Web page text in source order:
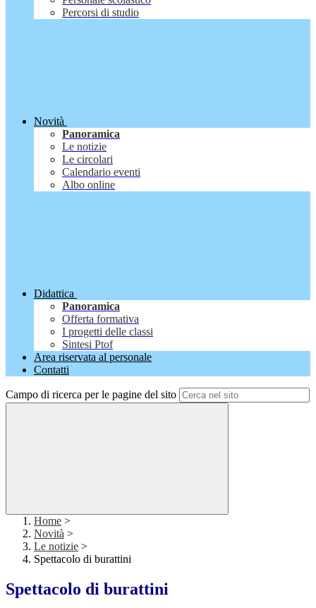
Percorsi di studio
Novità
Panoramica
Le notizie
Le circolari
Calendario eventi
Albo online
Didattica
Panoramica
Offerta formativa
I progetti delle classi
Sintesi Ptof
Area riservata al personale
Contatti
Campo di ricerca per le pagine del sito
Home >
Novità >
Le notizie >
Spettacolo di burattini
Spettacolo di burattini